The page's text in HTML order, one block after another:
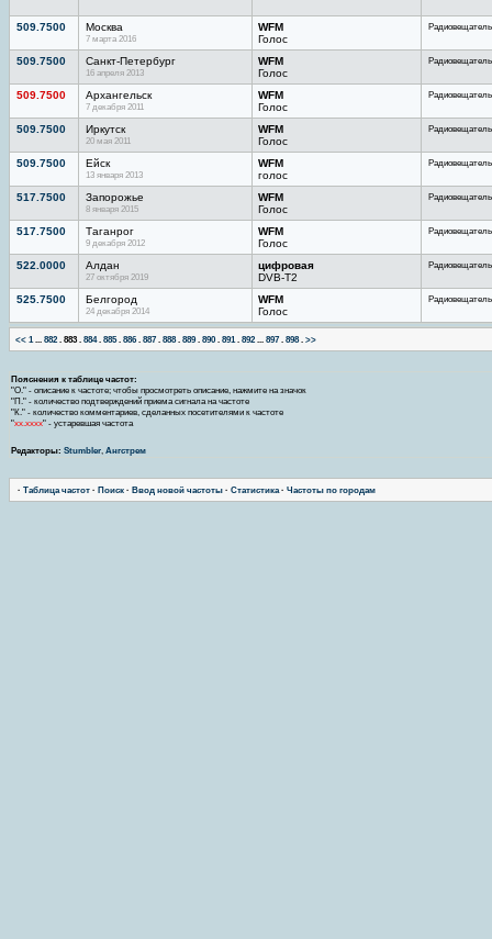
509.7500 Москва
7 марта 2016
WFM
Голос
509.7500 Санкт-Петербург
16 апреля 2013
WFM
Голос
509.7500 Архангельск
7 декабря 2011
WFM
Голос
509.7500 Иркутск
20 мая 2011
WFM
Голос
509.7500 Ейск
13 января 2013
WFM
голос
517.7500 Запорожье
8 января 2015
WFM
Голос
517.7500 Таганрог
9 декабря 2012
WFM
Голос
522.0000 Алдан
27 октября 2019
цифровая
DVB-T2
525.7500 Белгород
24 декабря 2014
WFM
Голос
<< 1... 882. 883 . 884. 885. 886. 887 . 888. 889. 890 . 891. 892... 897 . 898. >>
Пояснения к таблице частот:
"О." - описание к частоте; чтобы просмотреть описание, нажмите на значок
"П." - количество подтверждений приема сигнала на частоте
"К." - количество комментариев, сделанных посетителями к частоте
"хх.хххх" - устаревшая частота
Редакторы: Stumbler, Ангстрем
· Таблица частот · Поиск · Ввод новой частоты · Статистика· Частоты по городам